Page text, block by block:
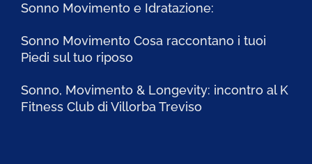
Sonno Movimento e Idratazione:
Sonno Movimento Cosa raccontano i tuoi
Piedi sul tuo riposo
Sonno, Movimento & Longevity: incontro al K
Fitness Club di Villorba Treviso